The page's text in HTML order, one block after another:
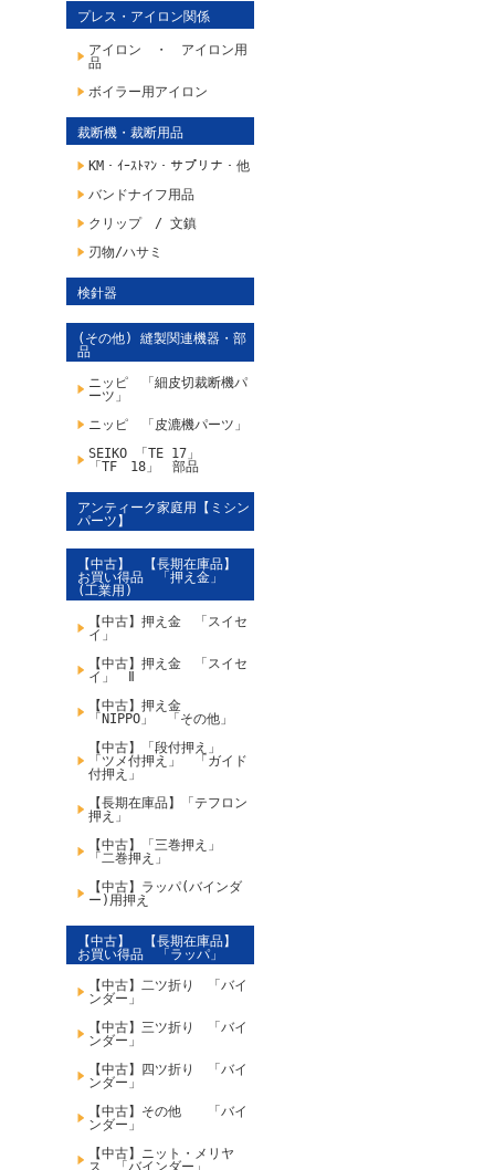
プレス・アイロン関係
アイロン ・ アイロン用
品
ボイラー用アイロン
裁断機・裁断用品
KM・ｲｰｽﾄﾏﾝ・サプリナ・他
バンドナイフ用品
クリップ / 文鎮
刃物/ハサミ
検針器
(その他) 縫製関連機器・部
品
ニッピ 「細皮切裁断機パ
ーツ」
ニッピ 「皮漉機パーツ」
SEIKO 「TE 17」
「TF 18」 部品
アンティーク家庭用【ミシン
パーツ】
【中古】 【長期在庫品】
お買い得品 「押え金」
(工業用)
【中古】押え金 「スイセ
イ」
【中古】押え金 「スイセ
イ」 Ⅱ
【中古】押え金
「NIPPO」 「その他」
【中古】「段付押え」
「ツメ付押え」 「ガイド
付押え」
【長期在庫品】「テフロン
押え」
【中古】「三巻押え」
「二巻押え」
【中古】ラッパ(バインダ
ー)用押え
【中古】 【長期在庫品】
お買い得品 「ラッパ」
【中古】二ツ折り 「バイ
ンダー」
【中古】三ツ折り 「バイ
ンダー」
【中古】四ツ折り 「バイ
ンダー」
【中古】その他 「バイ
ンダー」
【中古】ニット・メリヤ
ス 「バインダー」